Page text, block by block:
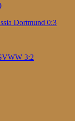
Dortmund 0:3
3:2